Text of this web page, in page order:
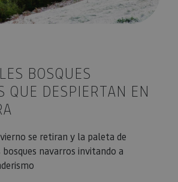
BOSQUES
QUE DESPIERTAN EN
se retiran y la paleta de
navarros invitando a